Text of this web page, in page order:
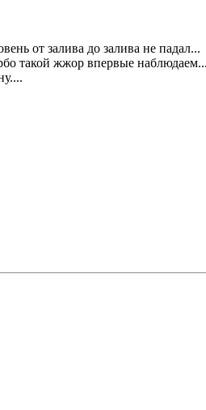
от залива до залива не падал...
такой жжор впервые